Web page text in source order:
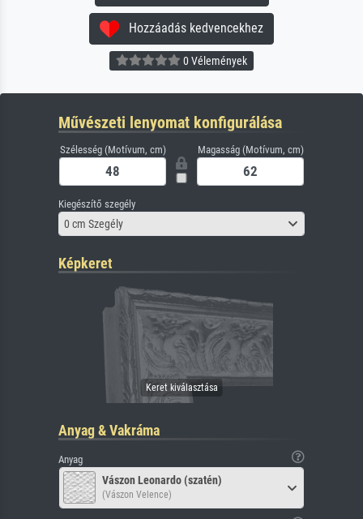
Hozzáadás kedvencekhez
0 Vélemények
Művészeti lenyomat konfigurálása
Szélesség (Motívum, cm) Magasság (Motívum, cm)
Kiegészítő szegély
0 cm Szegély
Képkeret
Anyag & Vakráma
Anyag
Vászon Leonardo (szatén)
(Vászon Velence)